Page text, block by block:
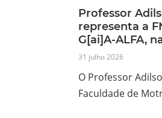
Professor
representa a
G[ai]A-ALFA,
31 julho 2026
O Professor
Faculdade de